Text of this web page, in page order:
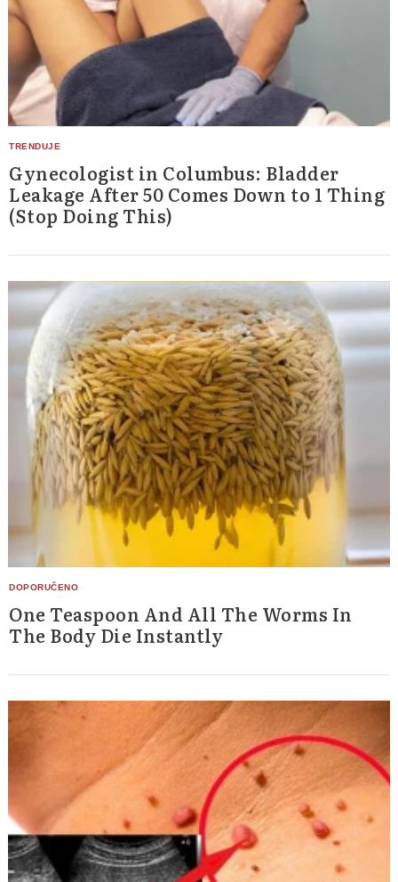
Gynecologist in Columbus: Bladder
Leakage After 50 Comes Down to 1 Thing
(Stop Doing This)
One Teaspoon And All The Worms In
The Body Die Instantly